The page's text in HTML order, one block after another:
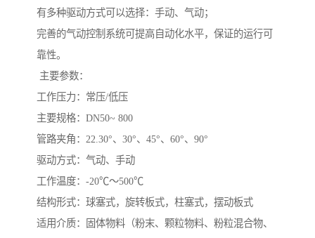
有多种驱动方式可以选择：手动、气动；
完善的气动控制系统可提高自动化水平，保证的运行可
靠性。
主要参数：
工作压力：常压/低压
主要规格：DN50~ 800
管路夹角：22.30°、30°、45°、60°、90°
驱动方式：气动、手动
工作温度：-20℃～500℃
结构形式：球塞式，旋转板式，柱塞式，摆动板式
适用介质：固体物料（粉末、颗粒物料、粉粒混合物、